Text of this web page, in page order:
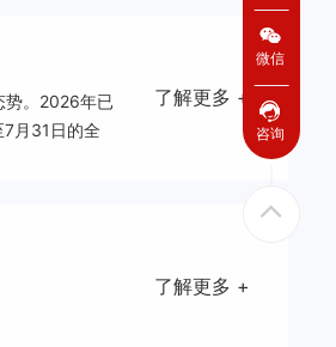
势。2026年已
月31日的全
了解更多 +
了解更多 +
微信
咨询